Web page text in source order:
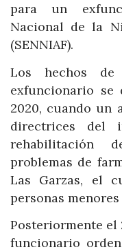
para un
Nacional de la
(SENNIAF).
Los hechos
exfuncionario
2020, cuando un
directrices del
rehabilitación
problemas de
Las Garzas, el
personas menores
Posteriormente el
funcionario